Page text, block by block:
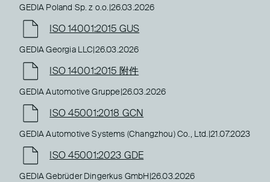
GEDIA Poland Sp. z o.o.|26.03.2026
ISO 14001:2015 GUS
GEDIA Georgia LLC|26.03.2026
ISO 14001:2015 附件
GEDIA Automotive Gruppe|26.03.2026
ISO 45001:2018 GCN
GEDIA Automotive Systems (Changzhou) Co., Ltd.|21.07.2023
ISO 45001:2023 GDE
GEDIA Gebrüder Dingerkus GmbH|26.03.2026